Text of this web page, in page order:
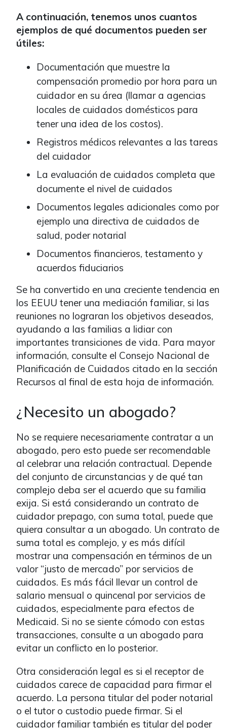
A continuación, tenemos unos cuantos
ejemplos de qué documentos pueden ser
útiles:
Documentación que muestre la
compensación promedio por hora para un
cuidador en su área (llamar a agencias
locales de cuidados domésticos para
tener una idea de los costos).
Registros médicos relevantes a las tareas
del cuidador
La evaluación de cuidados completa que
documente el nivel de cuidados
Documentos legales adicionales como por
ejemplo una directiva de cuidados de
salud, poder notarial
Documentos financieros, testamento y
acuerdos fiduciarios
Se ha convertido en una creciente tendencia en
los EEUU tener una mediación familiar, si las
reuniones no lograran los objetivos deseados,
ayudando a las familias a lidiar con
importantes transiciones de vida. Para mayor
información, consulte el Consejo Nacional de
Planificación de Cuidados citado en la sección
Recursos al final de esta hoja de información.
¿Necesito un abogado?
No se requiere necesariamente contratar a un
abogado, pero esto puede ser recomendable
al celebrar una relación contractual. Depende
del conjunto de circunstancias y de qué tan
complejo deba ser el acuerdo que su familia
exija. Si está considerando un contrato de
cuidador prepago, con suma total, puede que
quiera consultar a un abogado. Un contrato de
suma total es complejo, y es más difícil
mostrar una compensación en términos de un
valor “justo de mercado” por servicios de
cuidados. Es más fácil llevar un control de
salario mensual o quincenal por servicios de
cuidados, especialmente para efectos de
Medicaid. Si no se siente cómodo con estas
transacciones, consulte a un abogado para
evitar un conflicto en lo posterior.
Otra consideración legal es si el receptor de
cuidados carece de capacidad para firmar el
acuerdo. La persona titular del poder notarial
o el tutor o custodio puede firmar. Si el
cuidador familiar también es titular del poder